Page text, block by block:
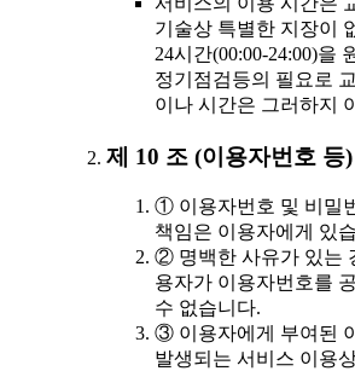
기술상 특별한 지장이
24시간(00:00-24:00)을
정기점검등의 필요로
이나 시간은 그러하지
제 10 조 (이용자번호 등)
① 이용자번호 및 비밀
책임은 이용자에게 있
② 명백한 사유가 있는
용자가 이용자번호를
수 없습니다.
③ 이용자에게 부여된
발생되는 서비스 이용